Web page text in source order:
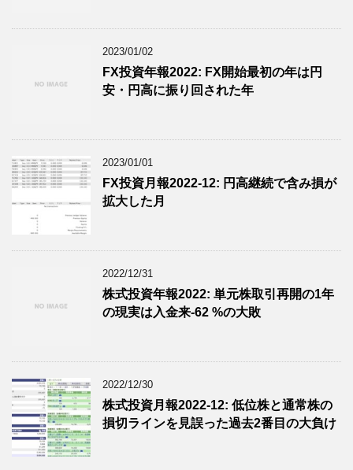
2023/01/02
FX投資年報2022: FX開始最初の年は円
安・円高に振り回された年
2023/01/01
FX投資月報2022-12: 円高継続で含み損が
拡大した月
2022/12/31
株式投資年報2022: 単元株取引再開の1年
の現実は入金来-62 %の大敗
2022/12/30
株式投資月報2022-12: 低位株と通常株の
損切ラインを見誤った過去2番目の大負け